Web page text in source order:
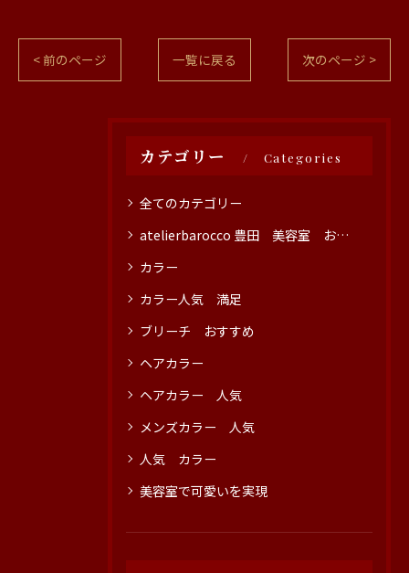
< 前のページ 一覧に戻る 次のページ >
カテゴリー Categories
全てのカテゴリー
atelierbarocco 豊田 美容室 おすすめ
カラー
カラー人気 満足
ブリーチ おすすめ
ヘアカラー
ヘアカラー 人気
メンズカラー 人気
人気 カラー
美容室で可愛いを実現